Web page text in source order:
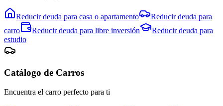
Reducir deuda para casa o apartamento
Reducir deuda para
carro
Reducir deuda para libre inversión
Reducir deuda para
estudio
Catálogo de Carros
Encuentra el carro perfecto para ti